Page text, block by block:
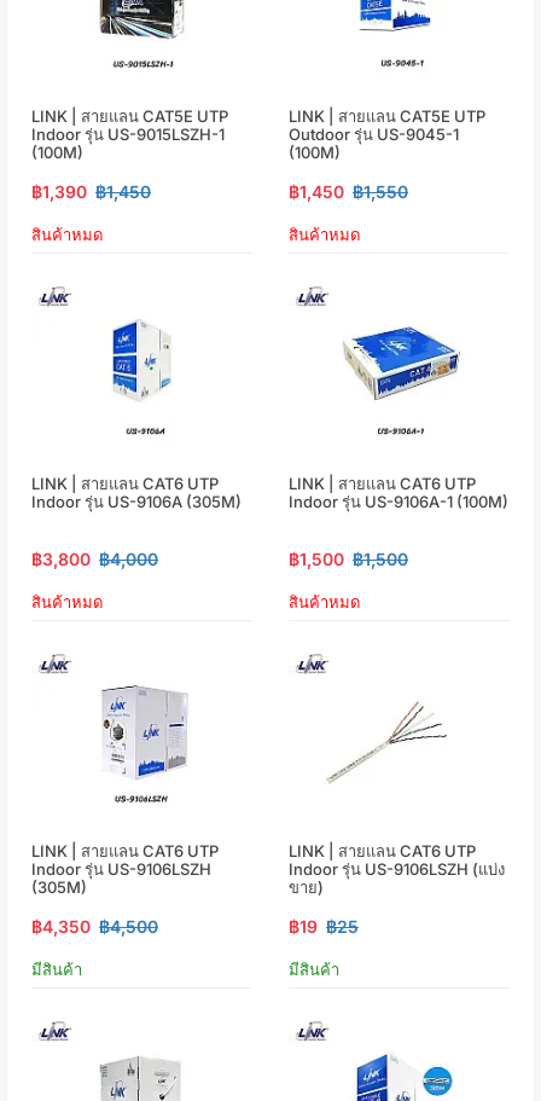
LINK | สายแลน CAT5E UTP
Indoor รุ่น US-9015LSZH-1
(100M)
฿1,390 ฿1,450
สินค้าหมด
LINK | สายแลน CAT5E UTP
Outdoor รุ่น US-9045-1
(100M)
฿1,450 ฿1,550
สินค้าหมด
LINK | สายแลน CAT6 UTP
Indoor รุ่น US-9106A (305M)
฿3,800 ฿4,000
สินค้าหมด
LINK | สายแลน CAT6 UTP
Indoor รุ่น US-9106A-1 (100M)
฿1,500 ฿1,500
สินค้าหมด
LINK | สายแลน CAT6 UTP
Indoor รุ่น US-9106LSZH
(305M)
฿4,350 ฿4,500
มีสินค้า
LINK | สายแลน CAT6 UTP
Indoor รุ่น US-9106LSZH (แบ่ง
ขาย)
฿19 ฿25
มีสินค้า